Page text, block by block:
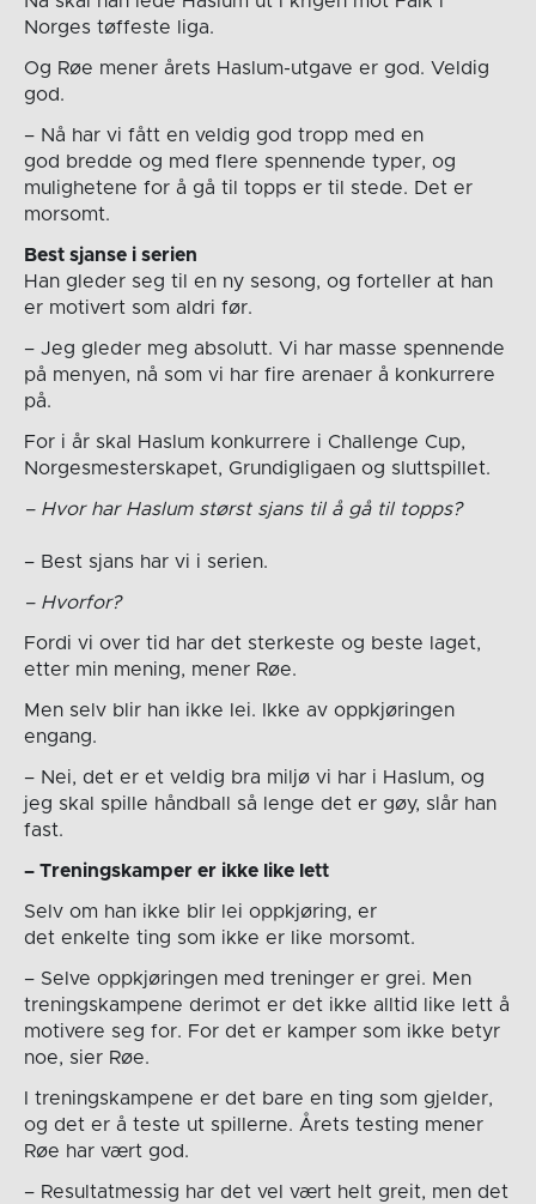
Norges tøffeste liga.
Og Røe mener årets Haslum-utgave er god. Veldig
god.
– Nå har vi fått en veldig god tropp med en
god bredde og med flere spennende typer, og
mulighetene for å gå til topps er til stede. Det er
morsomt.
Best sjanse i serien
Han gleder seg til en ny sesong, og forteller at han
er motivert som aldri før.
– Jeg gleder meg absolutt. Vi har masse spennende
på menyen, nå som vi har fire arenaer å konkurrere
på.
For i år skal Haslum konkurrere i Challenge Cup,
Norgesmesterskapet, Grundigligaen og sluttspillet.
– Hvor har Haslum størst sjans til å gå til topps?
– Best sjans har vi i serien.
– Hvorfor?
Fordi vi over tid har det sterkeste og beste laget,
etter min mening, mener Røe.
Men selv blir han ikke lei. Ikke av oppkjøringen
engang.
– Nei, det er et veldig bra miljø vi har i Haslum, og
jeg skal spille håndball så lenge det er gøy, slår han
fast.
– Treningskamper er ikke like lett
Selv om han ikke blir lei oppkjøring, er
det enkelte ting som ikke er like morsomt.
– Selve oppkjøringen med treninger er grei. Men
treningskampene derimot er det ikke alltid like lett å
motivere seg for. For det er kamper som ikke betyr
noe, sier Røe.
I treningskampene er det bare en ting som gjelder,
og det er å teste ut spillerne. Årets testing mener
Røe har vært god.
– Resultatmessig har det vel vært helt greit, men det